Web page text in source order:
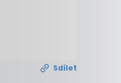
Sdílet